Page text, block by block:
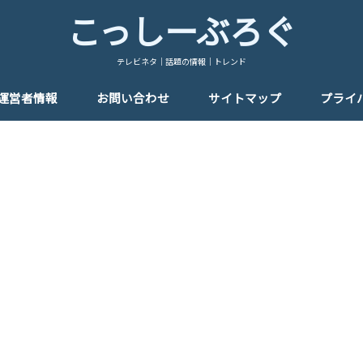
こっしーぶろぐ
テレビネタ｜話題の情報｜トレンド
営者情報 お問い合わせ サイトマップ プライ